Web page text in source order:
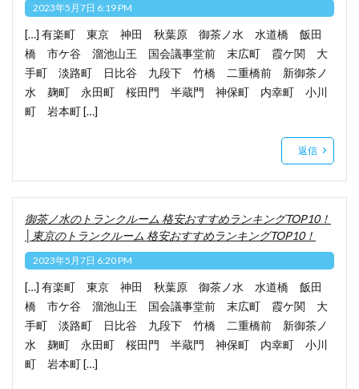
2023年5月7日 6:19 PM
[…] 有楽町 東京 神田 秋葉原 御茶ノ水 水道橋 飯田
橋 市ケ谷 溜池山王 国会議事堂前 末広町 霞ケ関 大
手町 淡路町 日比谷 九段下 竹橋 二重橋前 新御茶ノ
水 麹町 永田町 桜田門 半蔵門 神保町 内幸町 小川
町 岩本町 […]
返信
御茶ノ水のトランクルーム 格安おすすめランキングTOP10！
│東京のトランクルーム 格安おすすめランキングTOP10！
2023年5月7日 6:20 PM
[…] 有楽町 東京 神田 秋葉原 御茶ノ水 水道橋 飯田
橋 市ケ谷 溜池山王 国会議事堂前 末広町 霞ケ関 大
手町 淡路町 日比谷 九段下 竹橋 二重橋前 新御茶ノ
水 麹町 永田町 桜田門 半蔵門 神保町 内幸町 小川
町 岩本町 […]